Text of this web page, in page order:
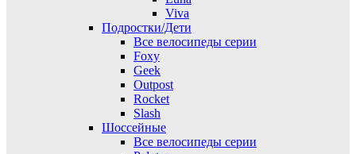
Viva
Подростки/Дети
Все велосипеды серии
Foxy
Geek
Outpost
Rocket
Slash
Шоссейные
Все велосипеды серии